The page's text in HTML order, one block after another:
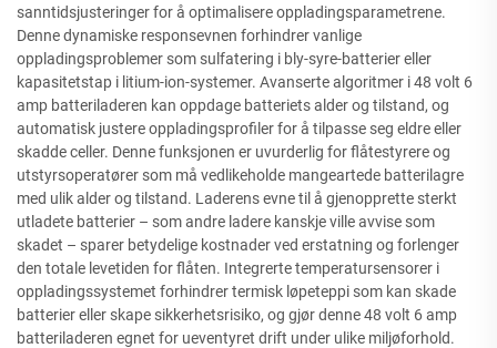
sanntidsjusteringer for å optimalisere oppladingsparametrene.
Denne dynamiske responsevnen forhindrer vanlige
oppladingsproblemer som sulfatering i bly-syre-batterier eller
kapasitetstap i litium-ion-systemer. Avanserte algoritmer i 48 volt 6
amp batteriladeren kan oppdage batteriets alder og tilstand, og
automatisk justere oppladingsprofiler for å tilpasse seg eldre eller
skadde celler. Denne funksjonen er uvurderlig for flåtestyrere og
utstyrsoperatører som må vedlikeholde mangeartede batterilagre
med ulik alder og tilstand. Laderens evne til å gjenopprette sterkt
utladete batterier – som andre ladere kanskje ville avvise som
skadet – sparer betydelige kostnader ved erstatning og forlenger
den totale levetiden for flåten. Integrerte temperatursensorer i
oppladingssystemet forhindrer termisk løpeteppi som kan skade
batterier eller skape sikkerhetsrisiko, og gjør denne 48 volt 6 amp
batteriladeren egnet for ueventyret drift under ulike miljøforhold.